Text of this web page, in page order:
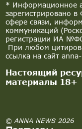
* Информационное
зарегистрировано
сфере связи,
коммуникаций
регистрации ИА
При любом
ссылка на сайт
Настоящий
материалы 18+
© ANNA NEWS 2026